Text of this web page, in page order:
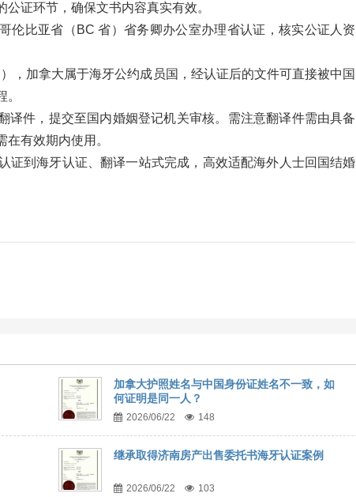
证环节，确保文书内容真实有效。
伦比亚省（BC 省）省务卿办公室办理省认证，核实公证人资
，加拿大属于海牙公约成员国，经认证后的文件可直接被中国
译件，提交至国内婚姻登记机关审核。需注意翻译件需由具备
有效期内使用。
证到海牙认证、翻译一站式完成，高效适配海外人士回国结婚
加拿大护照姓名与中国身份证姓名不一致，如
何证明是同一人？
2026/06/22 148
继承取得济南房产出售委托书海牙认证案例
2026/06/22 103